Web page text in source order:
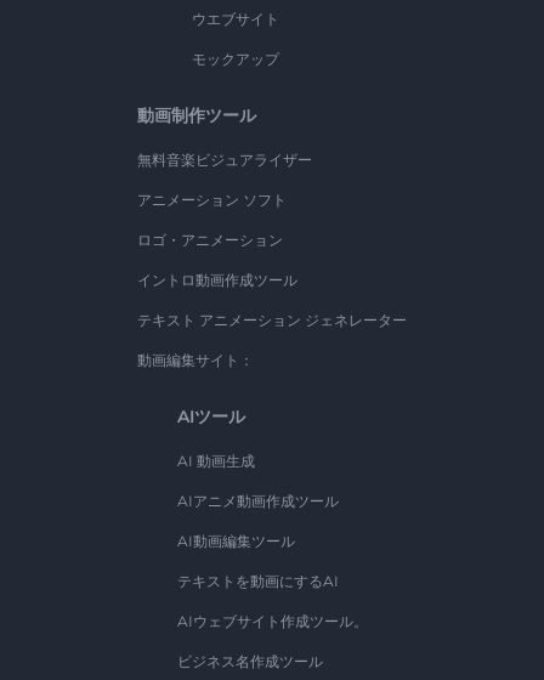
ウエブサイト
モックアップ
動画制作ツール
無料音楽ビジュアライザー
アニメーション ソフト
ロゴ・アニメーション
イントロ動画作成ツール
テキスト アニメーション ジェネレーター
動画編集サイト：
AIツール
AI 動画生成
AIアニメ動画作成ツール
AI動画編集ツール
テキストを動画にするAI
AIウェブサイト作成ツール。
ビジネス名作成ツール